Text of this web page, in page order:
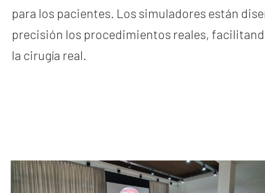
para los pacientes. Los simuladores están
precisión los procedimientos reales,
la cirugía real.